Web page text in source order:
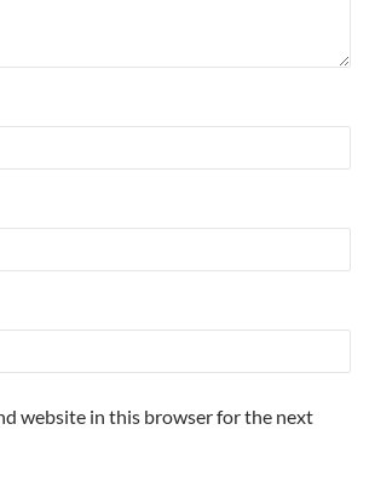
website in this browser for the next